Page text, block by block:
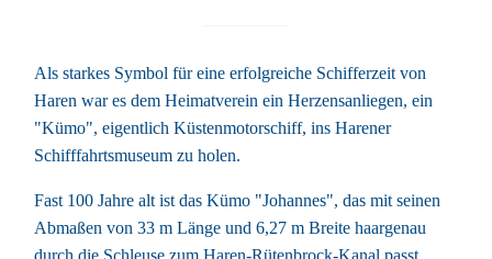
Als starkes Symbol für eine erfolgreiche Schifferzeit von
Haren war es dem Heimatverein ein Herzensanliegen, ein
"Kümo", eigentlich Küstenmotorschiff, ins Harener
Schifffahrtsmuseum zu holen.
Fast 100 Jahre alt ist das Kümo "Johannes", das mit seinen
Abmaßen von 33 m Länge und 6,27 m Breite haargenau
durch die Schleuse zum Haren-Rütenbrock-Kanal passt.